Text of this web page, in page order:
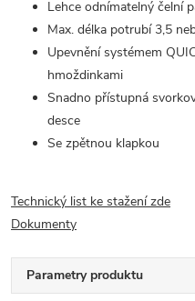
Lehce odnímatelný čelní
Max. délka potrubí 3,5
Upevnění systémem
hmoždinkami
Snadno přístupná
desce
Se zpětnou klapkou
Technický list ke stažení zde
Dokumenty
Parametry produktu